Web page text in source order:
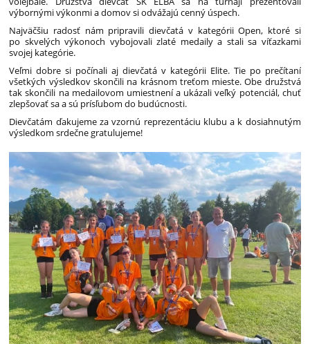
výbornými výkonmi a domov si odvážajú cenný úspech.
Najväčšiu radosť nám pripravili dievčatá v kategórii Open, ktoré si
po skvelých výkonoch vybojovali zlaté medaily a stali sa víťazkami
svojej kategórie.
Veľmi dobre si počínali aj dievčatá v kategórii Elite. Tie po prečítaní
všetkých výsledkov skončili na krásnom treťom mieste. Obe družstvá
tak skončili na medailovom umiestnení a ukázali veľký potenciál, chuť
zlepšovať sa a sú prísľubom do budúcnosti.
Dievčatám ďakujeme za vzornú reprezentáciu klubu a k dosiahnutým
výsledkom srdečne gratulujeme!